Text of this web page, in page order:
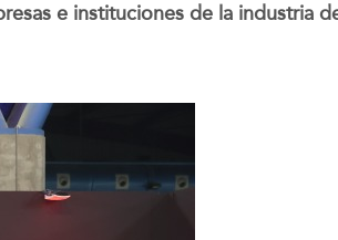
e instituciones de la industria